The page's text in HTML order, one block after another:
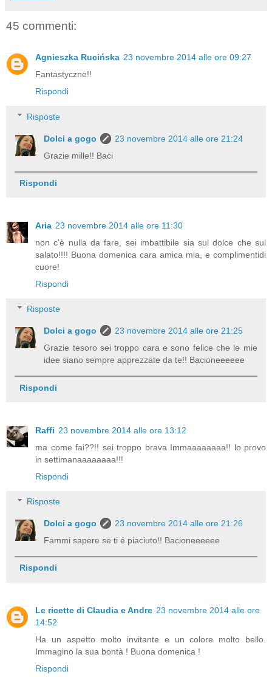
45 commenti:
Agnieszka Rucińska 23 novembre 2014 alle ore 09:27
Fantastyczne!!
Rispondi
Risposte
Dolci a gogo
23 novembre 2014 alle ore 21:24
Grazie mille!! Baci
Rispondi
Aria 23 novembre 2014 alle ore 11:30
non c'è nulla da fare, sei imbattibile sia sul dolce che sul
salato!!!! Buona domenica cara amica mia, e complimentidi
cuore!
Rispondi
Risposte
Dolci a gogo
23 novembre 2014 alle ore 21:25
Grazie tesoro sei troppo cara e sono felice che le mie
idee siano sempre apprezzate da te!! Bacioneeeeee
Rispondi
Raffi 23 novembre 2014 alle ore 13:12
ma come fai??!! sei troppo brava Immaaaaaaaa!! lo provo
in settimanaaaaaaaa!!!
Rispondi
Risposte
Dolci a gogo
23 novembre 2014 alle ore 21:26
Fammi sapere se ti é piaciuto!! Bacioneeeeee
Rispondi
Le ricette di Claudia e Andre 23 novembre 2014 alle ore
14:52
Ha un aspetto molto invitante e un colore molto bello.
Immagino la sua bontà ! Buona domenica !
Rispondi